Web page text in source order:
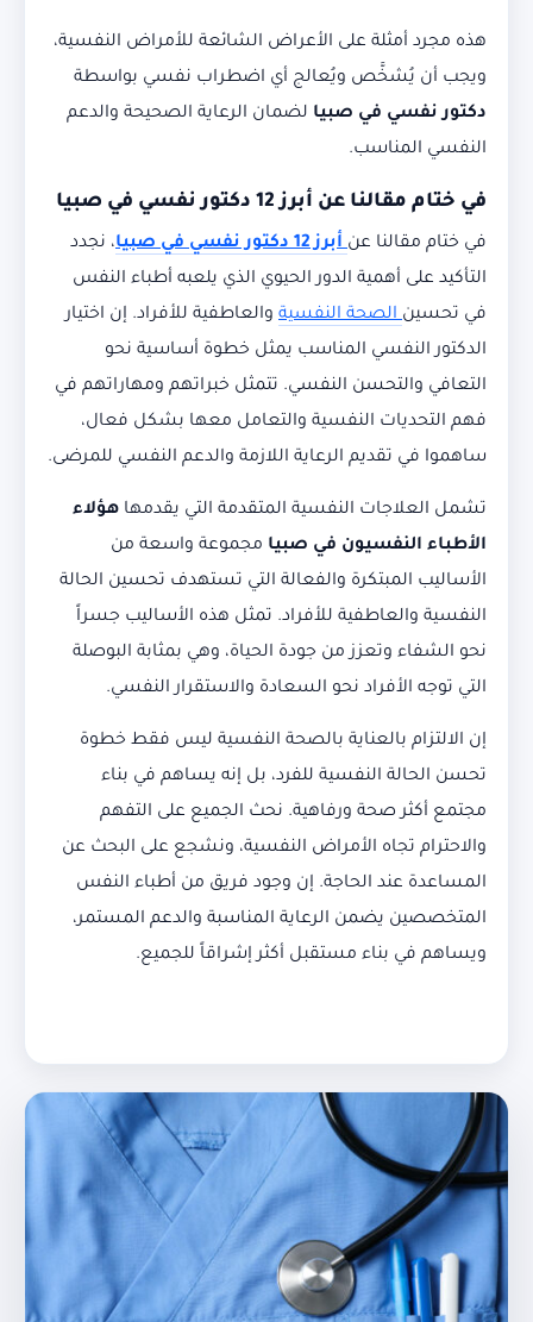
هذه مجرد أمثلة على الأعراض الشائعة للأمراض النفسية،
ويجب أن يُشخَّص ويُعالج أي اضطراب نفسي بواسطة
دكتور نفسي في صبيا لضمان الرعاية الصحيحة والدعم
النفسي المناسب.
في ختام مقالنا عن أبرز 12 دكتور نفسي في صبيا
في ختام مقالنا عن أبرز 12 دكتور نفسي في صبيا
، نجدد
التأكيد على أهمية الدور الحيوي الذي يلعبه أطباء النفس
في تحسينالصحة النفسية والعاطفية للأفراد. إن اختيار
الدكتور النفسي المناسب يمثل خطوة أساسية نحو
التعافي والتحسن النفسي. تتمثل خبراتهم ومهاراتهم في
فهم التحديات النفسية والتعامل معها بشكل فعال،
ساهموا في تقديم الرعاية اللازمة والدعم النفسي للمرضى.
تشمل العلاجات النفسية المتقدمة التي يقدمها هؤلاء
الأطباء النفسيون في صبيا مجموعة واسعة من
الأساليب المبتكرة والفعالة التي تستهدف تحسين الحالة
النفسية والعاطفية للأفراد. تمثل هذه الأساليب جسراً
نحو الشفاء وتعزز من جودة الحياة، وهي بمثابة البوصلة
التي توجه الأفراد نحو السعادة والاستقرار النفسي.
إن الالتزام بالعناية بالصحة النفسية ليس فقط خطوة
تحسن الحالة النفسية للفرد، بل إنه يساهم في بناء
مجتمع أكثر صحة ورفاهية. نحث الجميع على التفهم
والاحترام تجاه الأمراض النفسية، ونشجع على البحث عن
المساعدة عند الحاجة. إن وجود فريق من أطباء النفس
المتخصصين يضمن الرعاية المناسبة والدعم المستمر،
ويساهم في بناء مستقبل أكثر إشراقاً للجميع.